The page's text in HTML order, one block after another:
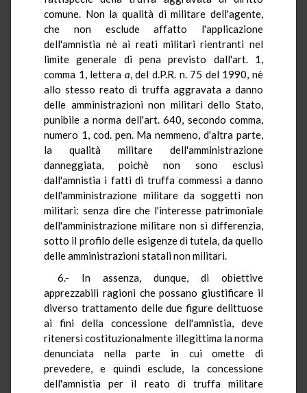
comune. Non la qualità di militare dell'agente,
che non esclude affatto l'applicazione
dell'amnistia nè ai reati militari rientranti nel
limite generale di pena previsto dall'art. 1,
comma 1, lettera a, del d.P.R. n. 75 del 1990, nè
allo stesso reato di truffa aggravata a danno
delle amministrazioni non militari dello Stato,
punibile a norma dell'art. 640, secondo comma,
numero 1, cod. pen. Ma nemmeno, d'altra parte,
la qualità militare dell'amministrazione
danneggiata, poichè non sono esclusi
dall'amnistia i fatti di truffa commessi a danno
dell'amministrazione militare da soggetti non
militari: senza dire che l'interesse patrimoniale
dell'amministrazione militare non si differenzia,
sotto il profilo delle esigenze di tutela, da quello
delle amministrazioni statali non militari.
6.- In assenza, dunque, di obiettive
apprezzabili ragioni che possano giustificare il
diverso trattamento delle due figure delittuose
ai fini della concessione dell'amnistia, deve
ritenersi costituzionalmente illegittima la norma
denunciata nella parte in cui omette di
prevedere, e quindi esclude, la concessione
dell'amnistia per il reato di truffa militare